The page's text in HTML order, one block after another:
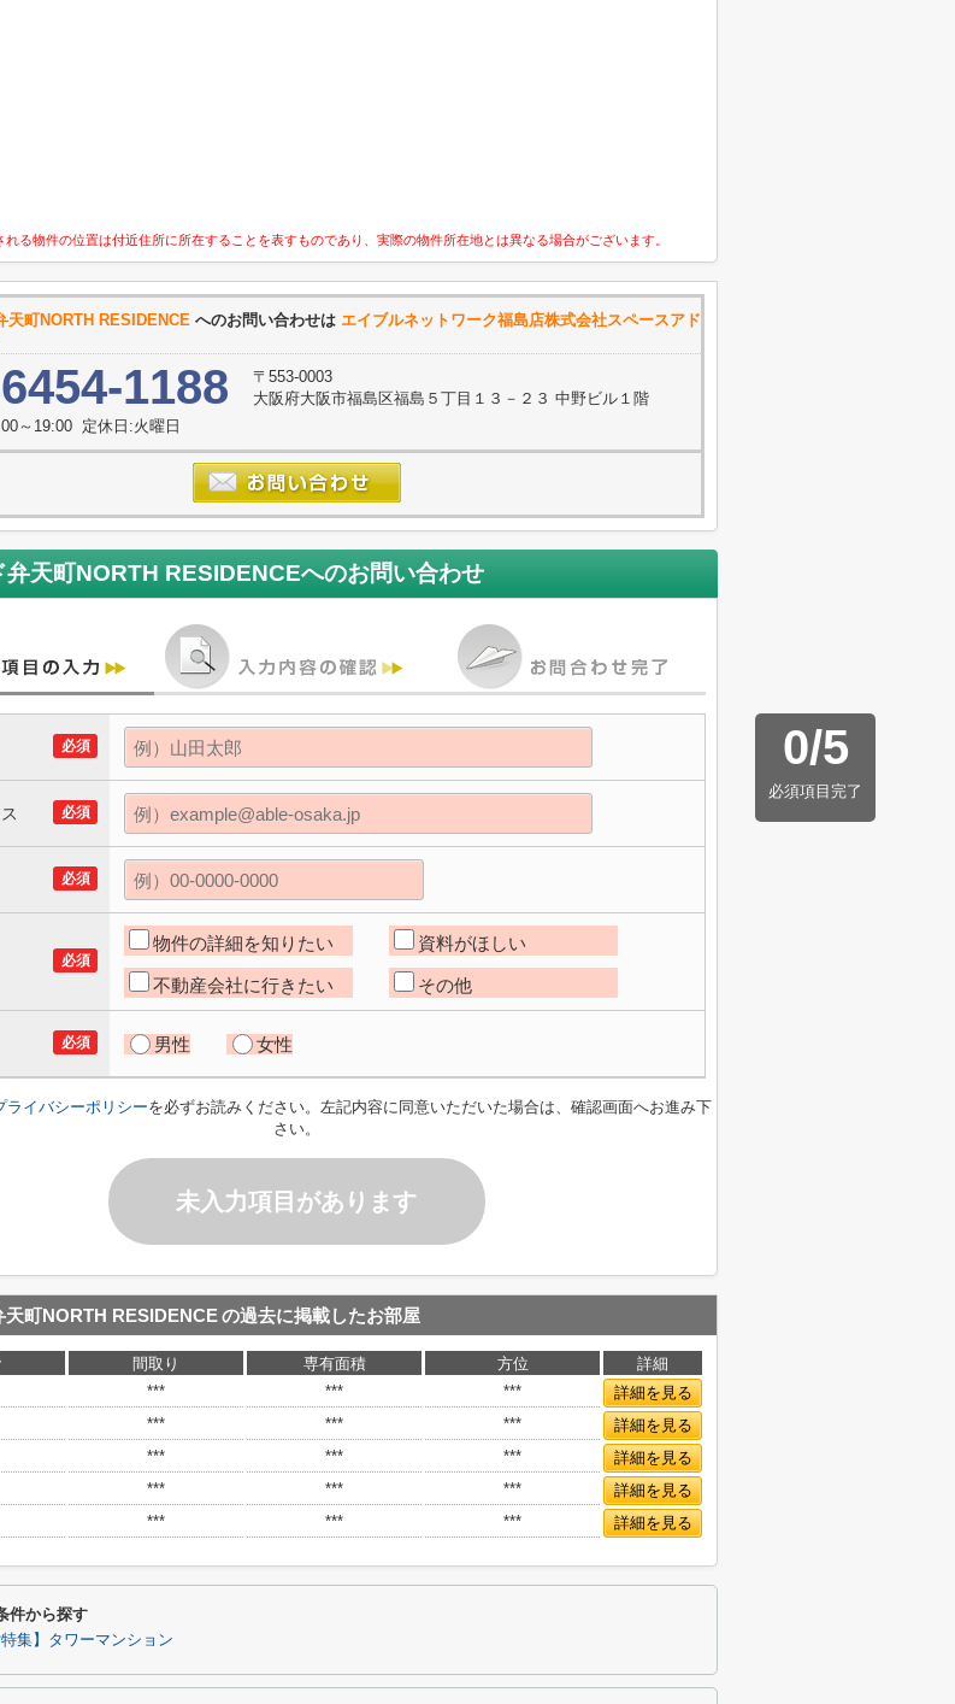
る物件の位置は付近住所に所在することを表すものであり、実際の物件所在地とは異なる場合がございます。
天町NORTH RESIDENCE へのお問い合わせは エイブルネットワーク福島店株式会社スペースアド
1188
〒553-0003
大阪府大阪市福島区福島５丁目１３－２３ 中野ビル１階
～19:00 定休日:火曜日
弁天町NORTH RESIDENCEへのお問い合わせ
0/5
必須項目完了
必須
必須
必須
必須
物件の詳細を知りたい 資料がほしい
不動産会社に行きたい その他
必須 男性 女性
ライバシーポリシーを必ずお読みください。左記内容に同意いただいた場合は、確認画面へお進み下
さい。
未入力項目があります
天町NORTH RESIDENCEの過去に掲載したお部屋
間取り 専有面積 方位
詳細
*** *** ***
詳細を見る
*** *** ***
詳細を見る
*** *** ***
詳細を見る
*** *** ***
詳細を見る
*** *** *** 詳細を見る
件から探す
特集】タワーマンション